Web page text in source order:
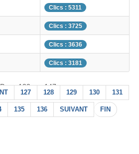
Clics : 5311
Clics : 3725
Clics : 3636
Clics : 3181
Page 132 sur 147
127 128 129 130 131
135 136 SUIVANT FIN